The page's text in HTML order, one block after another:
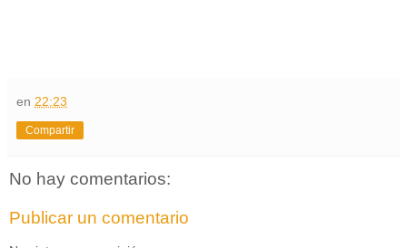
en 22:23
Compartir
No hay comentarios:
Publicar un comentario